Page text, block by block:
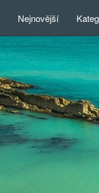
Nejnovější